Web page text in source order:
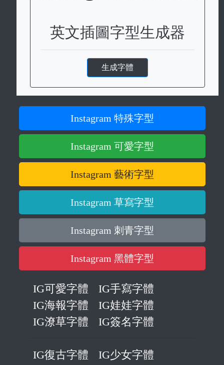
英文插圖字型生成器
生成字體
Instagram 特殊字型
Instagram 可愛字型
Instagram 藝術字型
Instagram 草寫字型
Instagram 刺青字型
Instagram 黑體字型
IG可愛字體
IG手寫字體
IG海報字體
IG娃娃字體
IG潦草字體
IG簽名字體
IG復古字體 IG少女字體